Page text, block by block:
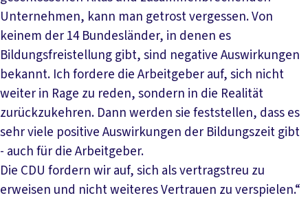
Unternehmen, kann man getrost vergessen. Von
keinem der 14 Bundesländer, in denen es
Bildungsfreistellung gibt, sind negative Auswirkungen
bekannt. Ich fordere die Arbeitgeber auf, sich nicht
weiter in Rage zu reden, sondern in die Realität
zurückzukehren. Dann werden sie feststellen, dass es
sehr viele positive Auswirkungen der Bildungszeit gibt
- auch für die Arbeitgeber.
Die CDU fordern wir auf, sich als vertragstreu zu
erweisen und nicht weiteres Vertrauen zu verspielen.“